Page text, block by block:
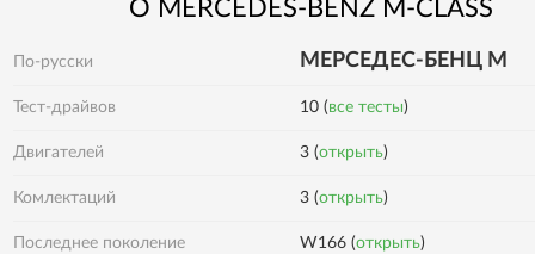
О MERCEDES-BENZ M-CLASS
По-русски MЕРСЕДЕС-БЕНЦ М
Тест-драйвов 10 (все тесты)
Двигателей 3 (открыть)
Комлектаций 3 (открыть)
Последнее поколение W166 (открыть)